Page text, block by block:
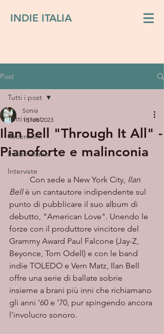
INDIE ITALIA
Post
Tutti i post
Recensioni
Indie italiano
Interviste
Tutti i post
Ilan Bell "Through It All" -
Pianoforte e malinconia
Sonia
18 feb 2023
	Con sede a New York City,
Ilan
Bell è un cantautore indipendente sul
punto di pubblicare il suo album di
debutto, "American Love". Unendo le
forze con il produttore vincitore del
Grammy Award Paul Falcone (Jay-Z,
Beyonce, Tom Odell) e con le band
indie TOLEDO e Vern Matz, Ilan Bell
offre una serie di ballate sobrie
insieme a brani più inni che richiamano
gli anni '60 e '70, pur spingendo ancora
l'involucro sonoro.